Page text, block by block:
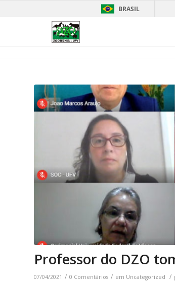
BRASIL
Professor do DZO
07/04/2021 / 0 Comentários / em Uncategorized /